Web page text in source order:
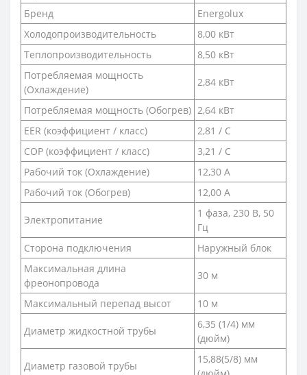
Бренд
Energolux
Холодопроизводительность
8,00 кВт
Теплопроизводительность
8,50 кВт
Потребляемая мощность
(Охлаждение)
2,84 кВт
Потребляемая мощность (Обогрев) 2,64 кВт
EER (коэффициент / класс)
2,81 / C
COP (коэффициент / класс)
3,21 / C
Рабочий ток (Охлаждение)
12,30 A
Рабочий ток (Обогрев)
12,00 А
Электропитание
1 фаза, 230 В, 50
Гц
Сторона подключения
Наружный блок
Максимальная длина
фреонопровода
30 м
Максимальный перепад высот 10 м
Диаметр жидкостной трубы
6,35 (1/4) мм
(дюйм)
Диаметр газовой трубы
15,88(5/8) мм